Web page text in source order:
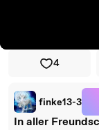
4
finke13-3
In aller